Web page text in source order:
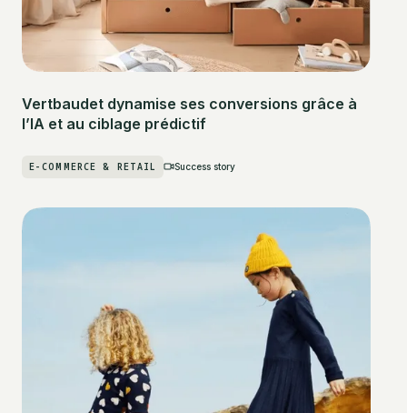
Vertbaudet dynamise ses conversions grâce à
l’IA et au ciblage prédictif
E-COMMERCE & RETAIL Success story